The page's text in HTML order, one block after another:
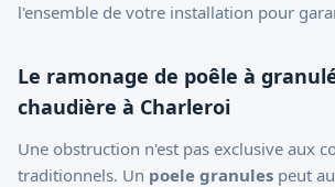
l'ensemble de votre installation pour
Le ramonage de poêle à
chaudière à Charleroi
Une obstruction n'est pas exclusive aux
traditionnels. Un poele granules peut